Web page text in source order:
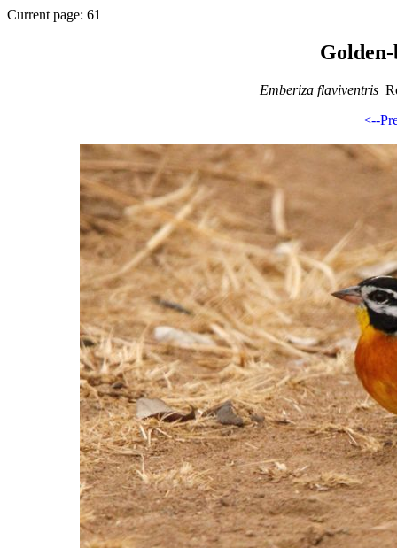
Current page: 61
Emberiza flaviventris
<--